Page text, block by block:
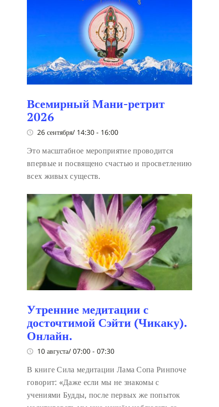
Всемирный Мани-ретрит
2026
26 сентября/ 14:30 - 16:00
Это масштабное мероприятие проводится
впервые и посвящено счастью и просветлению
всех живых существ.
Утренние медитации с
досточтимой Сэйти (Чикаку).
Онлайн.
10 августа/ 07:00 - 07:30
В книге Сила медитации Лама Сопа Ринпоче
говорит: «Даже если мы не знакомы с
учениями Будды, после первых же попыток